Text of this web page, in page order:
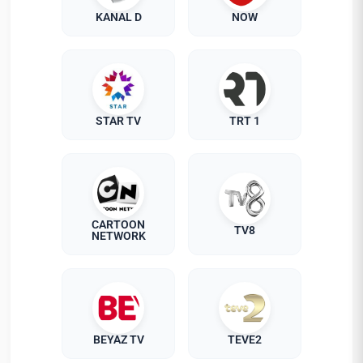
KANAL D NOW
STAR TV TRT 1
CARTOON
NETWORK
TV8
BEYAZ TV TEVE2